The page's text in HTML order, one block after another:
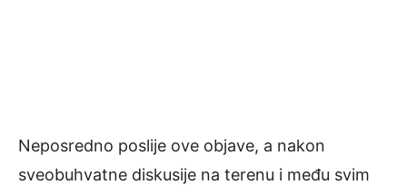
Neposredno poslije ove objave, a nakon
sveobuhvatne diskusije na terenu i među svim